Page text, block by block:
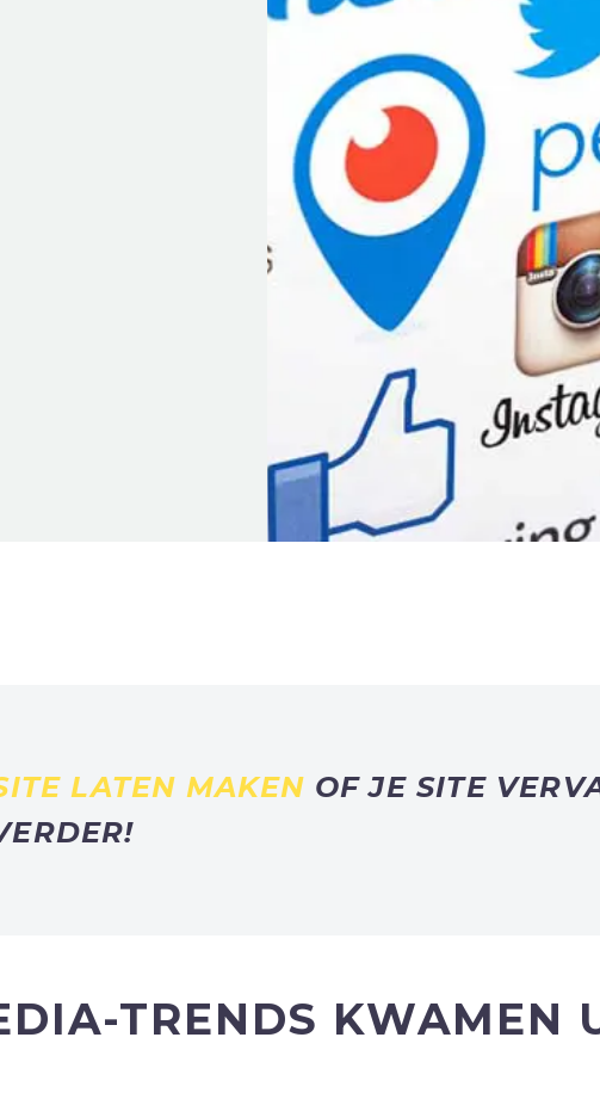
LATEN MAKEN OF JE SITE
TRENDS KWAMEN